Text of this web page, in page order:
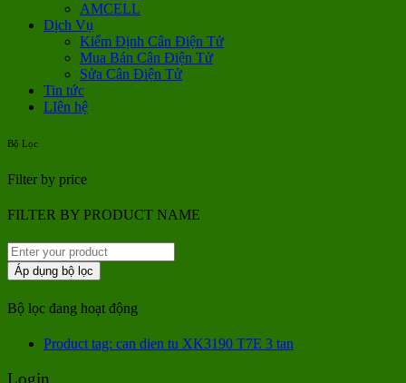
AMCELL
Dịch Vụ
Kiểm Định Cân Điện Tử
Mua Bán Cân Điện Tử
Sửa Cân Điện Tử
Tin tức
LIên hệ
Bộ Lọc
Filter by price
FILTER BY PRODUCT NAME
Áp dụng bộ lọc
Bộ lọc đang hoạt động
Product tag: can dien tu XK3190 T7E 3 tan
Login